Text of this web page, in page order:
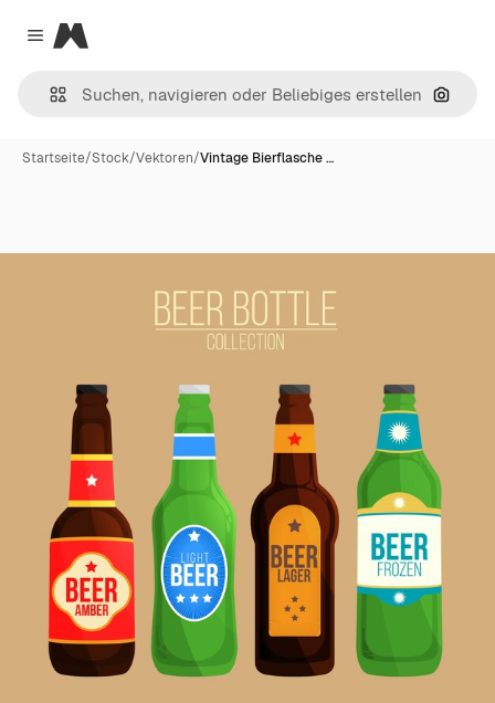
Close menu
Magnific
Nach
Startseite/Stock/Vektoren/Vintage Bierflasche …